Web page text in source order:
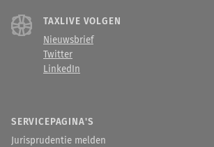
TAXLIVE VOLGEN
Nieuwsbrief
Twitter
LinkedIn
SERVICEPAGINA'S
Jurisprudentie melden